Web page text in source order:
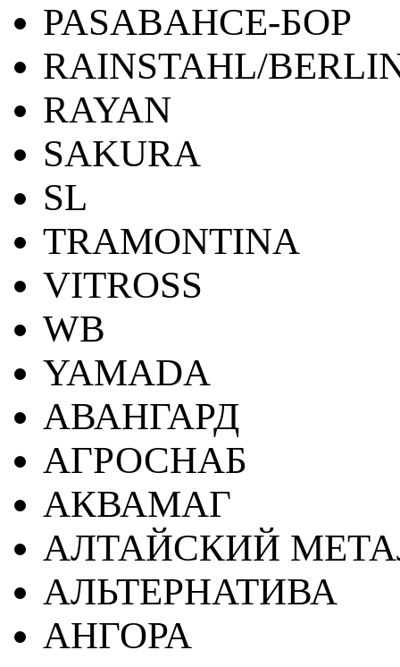
PASABAHCE-БОР
RAINSTAHL/
RAYAN
SAKURA
SL
TRAMONTINA
VITROSS
WB
YAMADA
АВАНГАРД
АГРОСНАБ
АКВАМАГ
АЛТАЙСКИЙ
АЛЬТЕРНАТИВА
АНГОРА